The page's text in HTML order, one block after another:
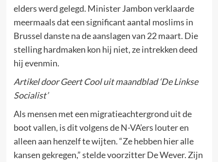
elders werd gelegd. Minister Jambon verklaarde
meermaals dat een significant aantal moslims in
Brussel danste na de aanslagen van 22 maart. Die
stelling hardmaken kon hij niet, ze intrekken deed
hij evenmin.
Artikel door Geert Cool uit maandblad ‘De Linkse
Socialist’
Als mensen met een migratieachtergrond uit de
boot vallen, is dit volgens de N-VA’ers louter en
alleen aan henzelf te wijten. “Ze hebben hier alle
kansen gekregen,” stelde voorzitter De Wever. Zijn